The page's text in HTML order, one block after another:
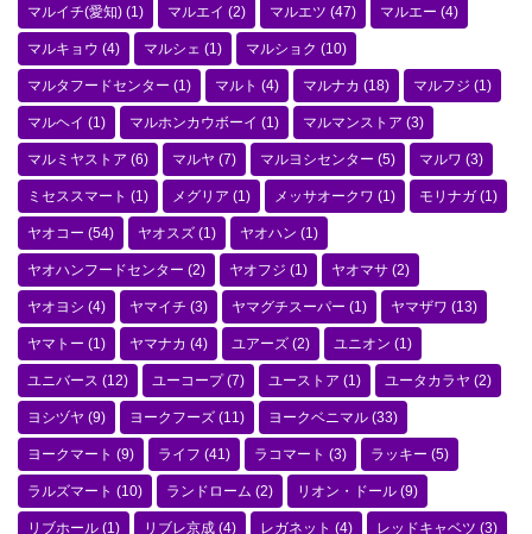
マルイチ(愛知) (1) マルエイ (2) マルエツ (47) マルエー (4)
マルキョウ (4) マルシェ (1) マルショク (10)
マルタフードセンター (1) マルト (4) マルナカ (18) マルフジ (1)
マルヘイ (1) マルホンカウボーイ (1) マルマンストア (3)
マルミヤストア (6) マルヤ (7) マルヨシセンター (5) マルワ (3)
ミセススマート (1) メグリア (1) メッサオークワ (1) モリナガ (1)
ヤオコー (54) ヤオスズ (1) ヤオハン (1)
ヤオハンフードセンター (2) ヤオフジ (1) ヤオマサ (2)
ヤオヨシ (4) ヤマイチ (3) ヤマグチスーパー (1) ヤマザワ (13)
ヤマトー (1) ヤマナカ (4) ユアーズ (2) ユニオン (1)
ユニバース (12) ユーコープ(7) ユーストア (1) ユータカラヤ (2)
ヨシヅヤ (9) ヨークフーズ (11) ヨークベニマル (33)
ヨークマート (9) ライフ (41) ラコマート (3) ラッキー (5)
ラルズマート (10) ランドローム (2) リオン・ドール (9)
リブホール (1) リブレ京成 (4) レガネット (4) レッドキャベツ (3)